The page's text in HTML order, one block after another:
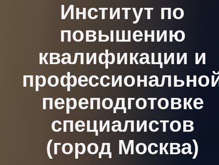
Институт по
повышению
квалификации и
переподготовке
специалистов
(город Москва)